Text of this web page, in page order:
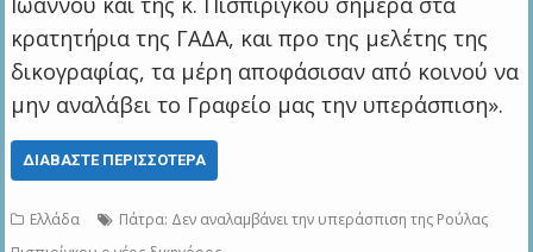
κρατητήρια της ΓΑΔΑ, και προ της μελέτης της
δικογραφίας, τα μέρη αποφάσισαν από κοινού να
μην αναλάβει το Γραφείο μας την υπεράσπιση».
ΔΙΑΒΆΣΤΕ ΠΕΡΙΣΣΌΤΕΡΑ
Ελλάδα
Πάτρα: Δεν αναλαμβάνει την υπεράσπιση της Ρούλας